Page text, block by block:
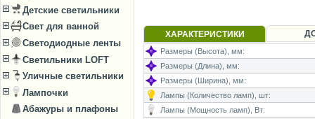
Детские светильники
Свет для ванной
Светодиодные ленты
Светильники LOFT
Уличные светильники
Лампочки
Абажуры и плафоны
ХАРАКТЕРИСТИКИ
Размеры (Высота), мм:
Размеры (Длина), мм:
Размеры (Ширина), мм:
Лампы (Количество ламп), шт:
Лампы (Мощность ламп), Вт: